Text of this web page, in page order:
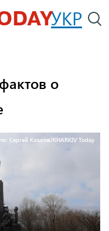
УКР
о
Сергей Козлов/KHARKIV Today